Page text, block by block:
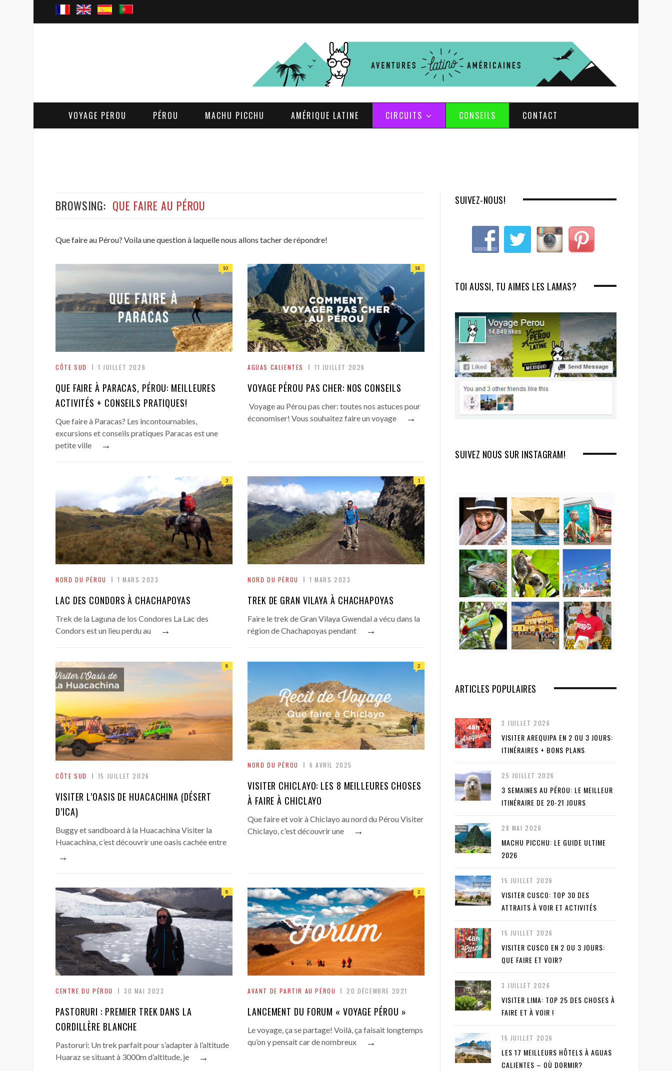
c
VOYAGE PEROU PÉROU MACHU PICCHU AMÉRIQUE LATINE CIRCUITS CONSEILS CONTACT
BROWSING: QUE FAIRE AU PÉROU
Que faire au Pérou? Voila une question à laquelle nous allons tacher de répondre!
CÔTE SUD 1 JUILLET 2026
10
QUE FAIRE À PARACAS, PÉROU: MEILLEURES
ACTIVITÉS + CONSEILS PRATIQUES!
Que faire à Paracas? Les incontournables,
excursions et conseils pratiques Paracas est une
petite ville
→
AGUAS CALIENTES 11 JUILLET 2026
18
VOYAGE PÉROU PAS CHER: NOS CONSEILS
Voyage au Pérou pas cher: toutes nos astuces pour
économiser! Vous souhaitez faire un voyage
→
NORD DU PÉROU 1 MARS 2023
3
LAC DES CONDORS À CHACHAPOYAS
Trek de la Laguna de los Condores La Lac des
Condors est un lieu perdu au
→
NORD DU PÉROU 1 MARS 2023
1
TREK DE GRAN VILAYA À CHACHAPOYAS
Faire le trek de Gran Vilaya Gwendal a vécu dans la
région de Chachapoyas pendant
→
CÔTE SUD 15 JUILLET 2026
8
VISITER L’OASIS DE HUACACHINA (DÉSERT
D’ICA)
Buggy et sandboard à la Huacachina Visiter la
Huacachina, c’est découvrir une oasis cachée entre
→
NORD DU PÉROU 6 AVRIL 2025
2
VISITER CHICLAYO: LES 8 MEILLEURES CHOSES
À FAIRE À CHICLAYO
Que faire et voir à Chiclayo au nord du Pérou Visiter
Chiclayo, c’est découvrir une
→
CENTRE DU PÉROU 30 MAI 2023
8
PASTORURI : PREMIER TREK DANS LA
CORDILLÈRE BLANCHE
Pastoruri: Un trek parfait pour s’adapter à l’altitude
Huaraz se situant à 3000m d’altitude, je
→
AVANT DE PARTIR AU PÉROU 20 DÉCEMBRE 2021
2
LANCEMENT DU FORUM « VOYAGE PÉROU »
Le voyage, ça se partage! Voilà, ça faisait longtemps
qu’on y pensait car de nombreux
→
SUIVEZ-NOUS!
TOI AUSSI, TU AIMES LES LAMAS?
SUIVEZ NOUS SUR INSTAGRAM!
ARTICLES POPULAIRES
3 JUILLET 2026
VISITER AREQUIPA EN 2 OU 3 JOURS:
ITINÉRAIRES + BONS PLANS
25 JUILLET 2026
3 SEMAINES AU PÉROU: LE MEILLEUR
ITINÉRAIRE DE 20-21 JOURS
28 MAI 2026
MACHU PICCHU: LE GUIDE ULTIME
2026
15 JUILLET 2026
VISITER CUSCO: TOP 30 DES
ATTRAITS À VOIR ET ACTIVITÉS
15 JUILLET 2026
VISITER CUSCO EN 2 OU 3 JOURS:
QUE FAIRE ET VOIR?
3 JUILLET 2026
VISITER LIMA: TOP 25 DES CHOSES À
FAIRE ET À VOIR !
15 JUILLET 2026
LES 17 MEILLEURS HÔTELS À AGUAS
CALIENTES – OÙ DORMIR?